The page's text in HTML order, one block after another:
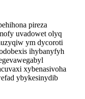
pireza
uvadowet olyq
ym dycoroti
ihybanyfyh
xybenasivoha
ybykesinydib